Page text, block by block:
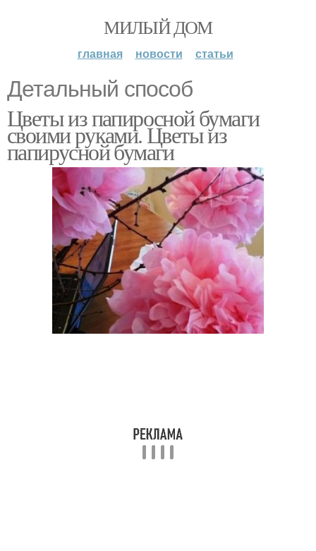
МИЛЫЙ ДОМ
главная новости статьи
Детальный способ
Цветы из папиросной бумаги
своими руками. Цветы из
папирусной бумаги